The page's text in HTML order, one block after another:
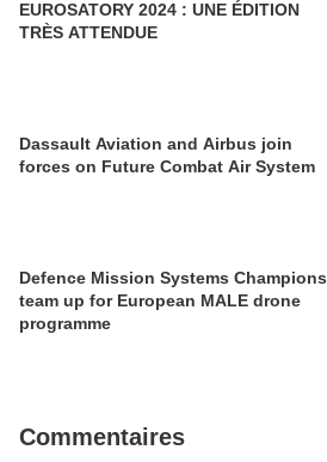
EUROSATORY 2024 : UNE ÉDITION
TRÈS ATTENDUE
Dassault Aviation and Airbus join
forces on Future Combat Air System
Defence Mission Systems Champions
team up for European MALE drone
programme
Commentaires